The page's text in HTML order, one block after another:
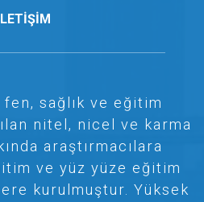
fen, sağlık ve eğitim
nitel, nicel ve karma
araştırmacılara
ve yüz yüze eğitim
kurulmuştur. Yüksek